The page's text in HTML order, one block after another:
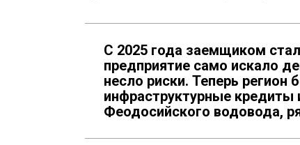
С 2025 года заемщиком
предприятие само искало
несло риски. Теперь регион
инфраструктурные кредиты
Феодосийского водовода,